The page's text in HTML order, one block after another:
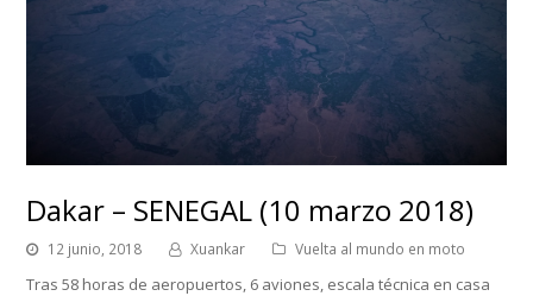
Dakar – SENEGAL (10 marzo 2018)
12 junio, 2018 Xuankar Vuelta al mundo en moto
Tras 58 horas de aeropuertos, 6 aviones, escala técnica en casa